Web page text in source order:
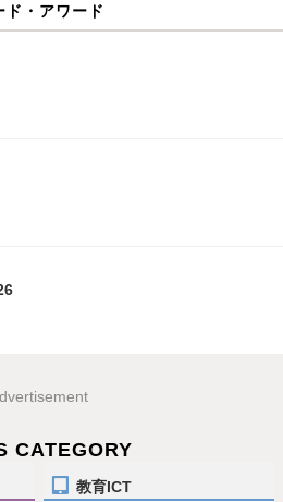
ド・アワード
CATEGORY
教育ICT